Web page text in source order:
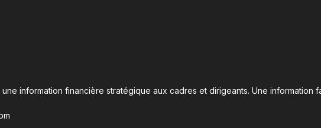
information financière stratégique aux cadres et dirigeants. Une information